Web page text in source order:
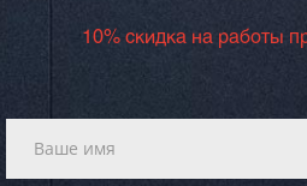
10% скидка на работы